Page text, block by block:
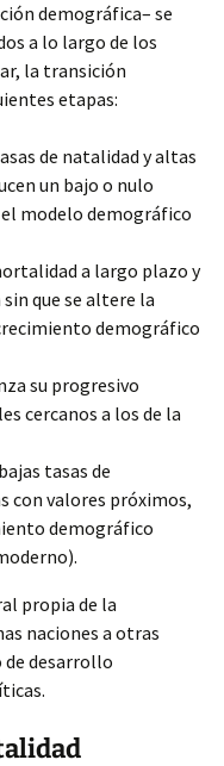
demográfica– se
a lo largo de los
la transición
etapas:
de natalidad y altas
un bajo o nulo
modelo demográfico
a largo plazo y
que se altere la
demográfico
su progresivo
cercanos a los de la
tasas de
con valores próximos,
demográfico
propia de la
naciones a otras
de desarrollo